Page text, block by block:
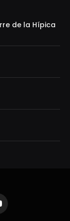
de la Hípica